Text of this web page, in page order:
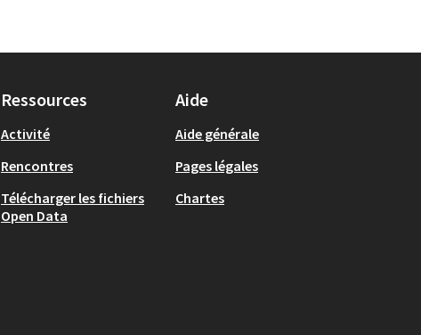
Ressources
Activité
Rencontres
Télécharger les fichiers
Open Data
Aide
Aide générale
Pages légales
Chartes